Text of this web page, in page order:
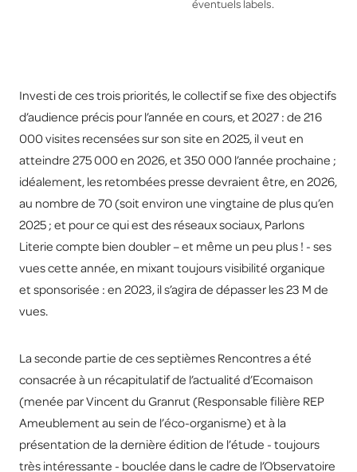
éventuels labels.
Investi de ces trois priorités, le collectif se fixe des objectifs
d’audience précis pour l’année en cours, et 2027 : de 216
000 visites recensées sur son site en 2025, il veut en
atteindre 275 000 en 2026, et 350 000 l’année prochaine ;
idéalement, les retombées presse devraient être, en 2026,
au nombre de 70 (soit environ une vingtaine de plus qu’en
2025 ; et pour ce qui est des réseaux sociaux, Parlons
Literie compte bien doubler – et même un peu plus ! - ses
vues cette année, en mixant toujours visibilité organique
et sponsorisée : en 2023, il s’agira de dépasser les 23 M de
vues.
La seconde partie de ces septièmes Rencontres a été
consacrée à un récapitulatif de l’actualité d’Ecomaison
(menée par Vincent du Granrut (Responsable filière REP
Ameublement au sein de l’éco-organisme) et à la
présentation de la dernière édition de l’étude - toujours
très intéressante - bouclée dans le cadre de l’Observatoire